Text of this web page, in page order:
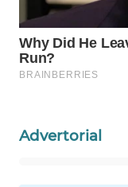
Advertorial
Media
Group
WAHANA
WAHANA